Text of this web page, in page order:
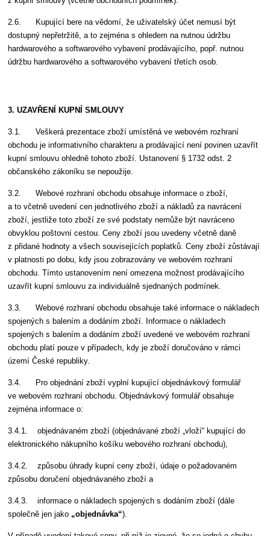
2.6. Kupující bere na vědomí, že uživatelský účet nemusí být
dostupný nepřetržitě, a to zejména s ohledem na nutnou údržbu
hardwarového a softwarového vybavení prodávajícího, popř. nutnou
údržbu hardwarového a softwarového vybavení třetích osob.
3. UZAVŘENÍ KUPNÍ SMLOUVY
3.1. Veškerá prezentace zboží umístěná ve webovém rozhraní
obchodu je informativního charakteru a prodávající není povinen uzavřít
kupní smlouvu ohledně tohoto zboží. Ustanovení § 1732 odst. 2
občanského zákoníku se nepoužije.
3.2. Webové rozhraní obchodu obsahuje informace o zboží,
a to včetně uvedení cen jednotlivého zboží a nákladů za navrácení
zboží, jestliže toto zboží ze své podstaty nemůže být navráceno
obvyklou poštovní cestou. Ceny zboží jsou uvedeny včetně daně
z přidané hodnoty a všech souvisejících poplatků. Ceny zboží zůstávají
v platnosti po dobu, kdy jsou zobrazovány ve webovém rozhraní
obchodu. Tímto ustanovením není omezena možnost prodávajícího
uzavřít kupní smlouvu za individuálně sjednaných podmínek.
3.3. Webové rozhraní obchodu obsahuje také informace o nákladech
spojených s balením a dodáním zboží. Informace o nákladech
spojených s balením a dodáním zboží uvedené ve webovém rozhraní
obchodu platí pouze v případech, kdy je zboží doručováno v rámci
území České republiky.
3.4. Pro objednání zboží vyplní kupující objednávkový formulář
ve webovém rozhraní obchodu. Objednávkový formulář obsahuje
zejména informace o:
3.4.1. objednávaném zboží (objednávané zboží „vloží“ kupující do
elektronického nákupního košíku webového rozhraní obchodu),
3.4.2. způsobu úhrady kupní ceny zboží, údaje o požadovaném
způsobu doručení objednávaného zboží a
3.4.3. informace o nákladech spojených s dodáním zboží (dále
společně jen jako „objednávka“).